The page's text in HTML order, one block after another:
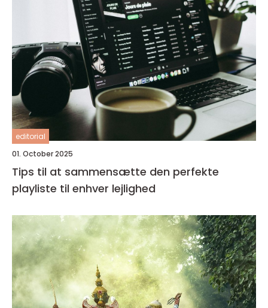
editorial
01. October 2025
Tips til at sammensætte den perfekte
playliste til enhver lejlighed